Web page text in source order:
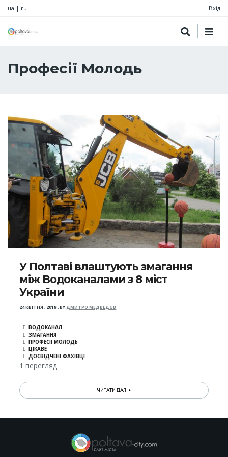
ua | ru Вхід
Професії Молодь
У Полтаві влаштують змагання
між Водоканалами з 8 міст
України
24 КВІТНЯ , 2019,BYДМИТРО МЕДВЕДЄВ
ВОДОКАНАЛ
ЗМАГАННЯ
ПРОФЕСІЇ МОЛОДЬ
ЦІКАВЕ
ДОСВІДЧЕНІ ФАХІВЦІ
1 перегляд
ЧИТАТИ ДАЛІ